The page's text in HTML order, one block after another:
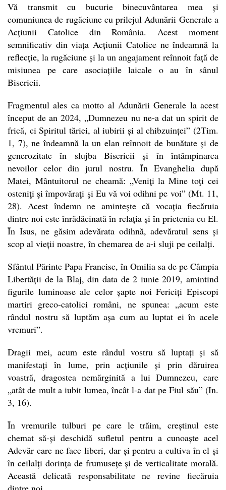
Vă transmit cu bucurie binecuvântarea mea și
comuniunea de rugăciune cu prilejul Adunării Generale a
Acțiunii Catolice din România. Acest moment
semnificativ din viața Acțiunii Catolice ne îndeamnă la
reflecție, la rugăciune și la un angajament reînnoit față de
misiunea pe care asociațiile laicale o au în sânul
Bisericii.
Fragmentul ales ca motto al Adunării Generale la acest
început de an 2024, „Dumnezeu nu ne-a dat un spirit de
frică, ci Spiritul tăriei, al iubirii și al chibzuinței” (2Tim.
1, 7), ne îndeamnă la un elan reînnoit de bunătate și de
generozitate în slujba Bisericii și în întâmpinarea
nevoilor celor din jurul nostru. În Evanghelia după
Matei, Mântuitorul ne cheamă: „Veniţi la Mine toţi cei
osteniţi şi împovăraţi şi Eu vă voi odihni pe voi” (Mt. 11,
28). Acest îndemn ne amintește că vocația fiecăruia
dintre noi este înrădăcinată în relația și în prietenia cu El.
În Isus, ne găsim adevărata odihnă, adevăratul sens și
scop al vieții noastre, în chemarea de a-i sluji pe ceilalți.
Sfântul Părinte Papa Francisc, în Omilia sa de pe Câmpia
Libertății de la Blaj, din data de 2 iunie 2019, amintind
figurile luminoase ale celor șapte noi Fericiți Episcopi
martiri greco-catolici români, ne spunea: „acum este
rândul nostru să luptăm așa cum au luptat ei în acele
vremuri”.
Dragii mei, acum este rândul vostru să luptați și să
manifestați în lume, prin acțiunile și prin dăruirea
voastră, dragostea nemărginită a lui Dumnezeu, care
„atât de mult a iubit lumea, încât l-a dat pe Fiul său” (In.
3, 16).
În vremurile tulburi pe care le trăim, creștinul este
chemat să-și deschidă sufletul pentru a cunoaște acel
Adevăr care ne face liberi, dar și pentru a cultiva în el și
în ceilalți dorința de frumusețe și de verticalitate morală.
Această delicată responsabilitate ne revine fiecăruia